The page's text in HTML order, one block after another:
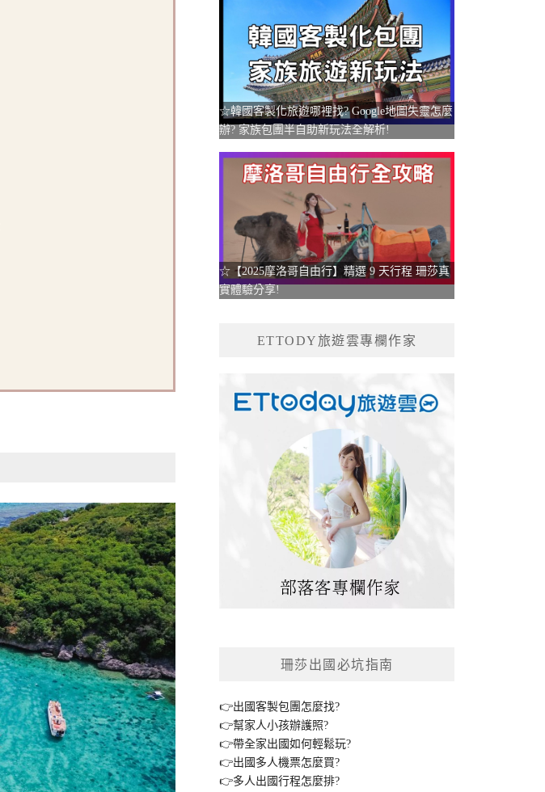
☆韓國客製化旅遊哪裡找? Google地圖失靈怎麼
辦? 家族包團半自助新玩法全解析!
☆【2025摩洛哥自由行】精選 9 天行程 珊莎真
實體驗分享!
ETTODY旅遊雲專欄作家
珊莎出國必坑指南
👉出國客製包團怎麼找?
👉幫家人小孩辦護照?
👉帶全家出國如何輕鬆玩?
👉出國多人機票怎麼買?
👉多人出國行程怎麼排?